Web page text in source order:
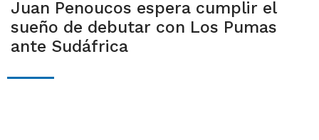
Juan Penoucos espera cumplir el
sueño de debutar con Los Pumas
ante Sudáfrica